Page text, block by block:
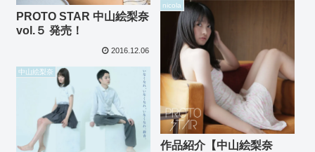
PROTO STAR 中山絵梨奈
vol.５ 発売！
2016.12.06
nicola
作品紹介【中山絵梨奈
中山絵梨奈